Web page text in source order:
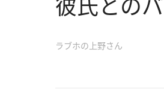
彼氏との
ラブホの上野さん